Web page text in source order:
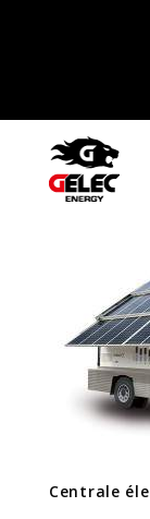
GELEC
Centrale